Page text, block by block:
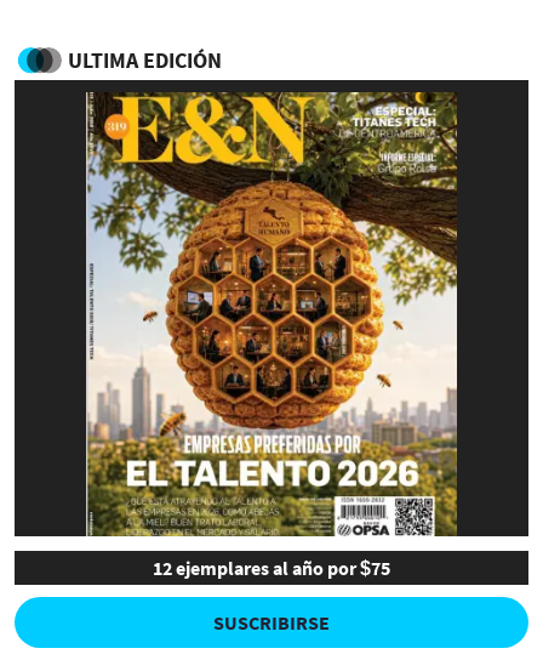
ULTIMA EDICIÓN
12 ejemplares al año por $75
SUSCRIBIRSE